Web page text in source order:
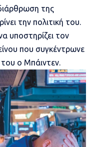
της
την πολιτική του.
υποστηρίζει τον
που συγκέντρωνε
του ο Μπάιντεν.